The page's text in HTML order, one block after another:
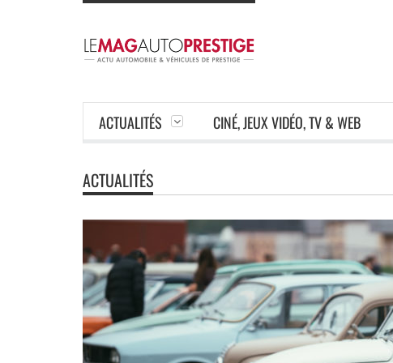
ACTUALITÉS CINÉ, JEUX VIDÉO, TV & WEB
ACTUALITÉS